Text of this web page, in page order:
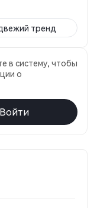
тренд
в систему, чтобы
о